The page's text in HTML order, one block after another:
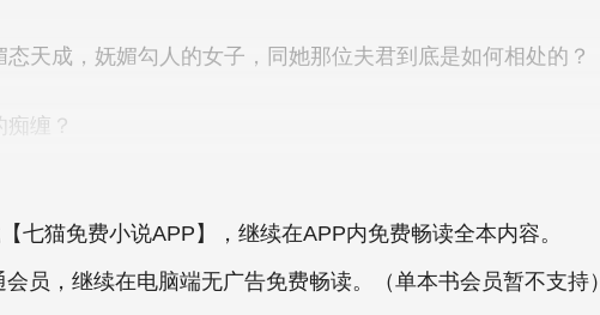
七猫免费小说APP】，继续在APP内免费畅读全本内容。
员，继续在电脑端无广告免费畅读。（单本书会员暂不支持）